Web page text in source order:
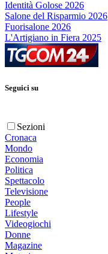
Identità Golose 2026
Salone del Risparmio 2026
Fuorisalone 2026
L'Artigiano in Fiera 2025
Seguici su
Sezioni
Cronaca
Mondo
Economia
Politica
Spettacolo
Televisione
People
Lifestyle
Videogiochi
Donne
Magazine